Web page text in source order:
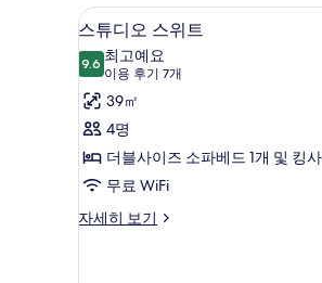
워
시
설,
시
내
전
망
사
침
대
개,
인
샤
시
설,
내
스
튜
디
오
스
위
트
사
고
8
스튜디오 스위트
9.69.6점 만점 중 10점
최고예요
이용 후기 7개
(이
용
후
기
개)
39㎡
4명
더블사이즈 소파베드 1개 및 킹
무료 WiFi
자세히 보기
스